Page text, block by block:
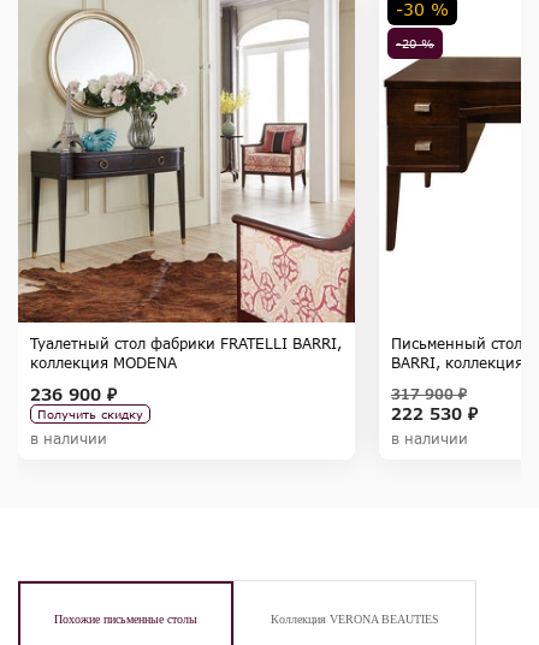
Туалетный стол фабрики FRATELLI BARRI,
коллекция MODENA
236 900 ₽
Получить скидку
в наличии
-20 %
-30 %
Письменный стол
BARRI, коллекция
222 530 ₽
317 900 ₽
в наличии
Похожие письменные столы Коллекция VERONA BEAUTIES